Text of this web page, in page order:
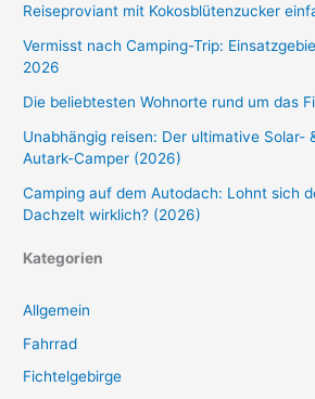
Reiseproviant mit Kokosblütenzucker
Vermisst nach Camping-Trip:
2026
Die beliebtesten Wohnorte rund um das
Unabhängig reisen: Der ultimative Solar-
Autark-Camper (2026)
Camping auf dem Autodach: Lohnt sich
Dachzelt wirklich? (2026)
Kategorien
Allgemein
Fahrrad
Fichtelgebirge